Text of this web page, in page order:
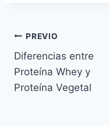
Navegación
de
entradas
PREVIO
Diferencias entre
Proteína Whey y
Proteína Vegetal